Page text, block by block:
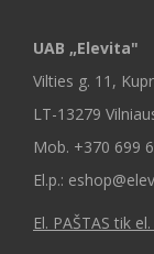
UAB „Elevita"
Vilties g. 11,
LT-13279
Mob. +370 699
El.p.:
El. PAŠTAS tik